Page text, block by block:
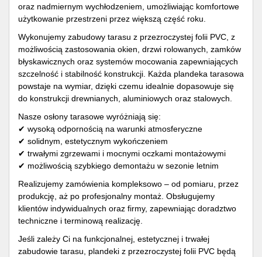
oraz nadmiernym wychłodzeniem, umożliwiając komfortowe
użytkowanie przestrzeni przez większą część roku.
Wykonujemy zabudowy tarasu z przezroczystej folii PVC, z
możliwością zastosowania okien, drzwi rolowanych, zamków
błyskawicznych oraz systemów mocowania zapewniających
szczelność i stabilność konstrukcji. Każda plandeka tarasowa
powstaje na wymiar, dzięki czemu idealnie dopasowuje się
do konstrukcji drewnianych, aluminiowych oraz stalowych.
Nasze osłony tarasowe wyróżniają się:
✔ wysoką odpornością na warunki atmosferyczne
✔ solidnym, estetycznym wykończeniem
✔ trwałymi zgrzewami i mocnymi oczkami montażowymi
✔ możliwością szybkiego demontażu w sezonie letnim
Realizujemy zamówienia kompleksowo – od pomiaru, przez
produkcję, aż po profesjonalny montaż. Obsługujemy
klientów indywidualnych oraz firmy, zapewniając doradztwo
techniczne i terminową realizację.
Jeśli zależy Ci na funkcjonalnej, estetycznej i trwałej
zabudowie tarasu, plandeki z przezroczystej folii PVC będą